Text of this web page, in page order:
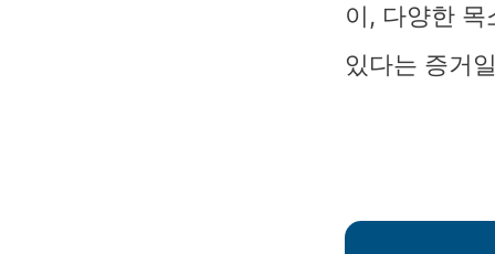
이, 다양한
있다는 증거